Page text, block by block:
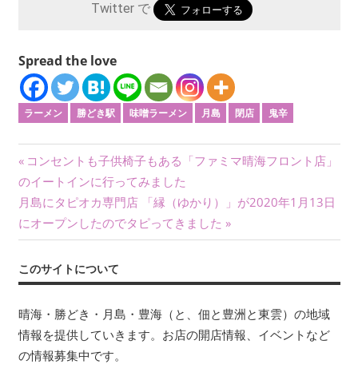
Twitter で
Spread the love
ラーメン 勝どき駅 味噌ラーメン 月島 閉店 鬼辛
投
稿
ナ
ビ
ゲ
ー
シ
前
の
記
事:
コンセントも子供椅子もある「ファミマ晴海フロント店」
のイートインに行ってみました
次
の
記
事:
月島にタピオカ専門店 「縁（ゆかり）」が2020年1月13日
にオープンしたのでタピってきました
このサイトについて
晴海・勝どき・月島・豊海（と、佃と豊洲と東雲）の地域
情報を提供していきます。お店の開店情報、イベントなど
の情報募集中です。